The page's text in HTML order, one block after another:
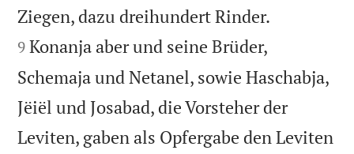
Ziegen, dazu dreihundert Rinder.
9 Konanja aber und seine Brüder,
Schemaja und Netanel, sowie Haschabja,
Jëiël und Josabad, die Vorsteher der
Leviten, gaben als Opfergabe den Leviten